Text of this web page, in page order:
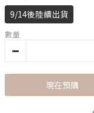
9/14後陸續出貨
數量
現在預購